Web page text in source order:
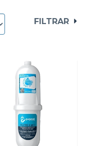
FILTRAR